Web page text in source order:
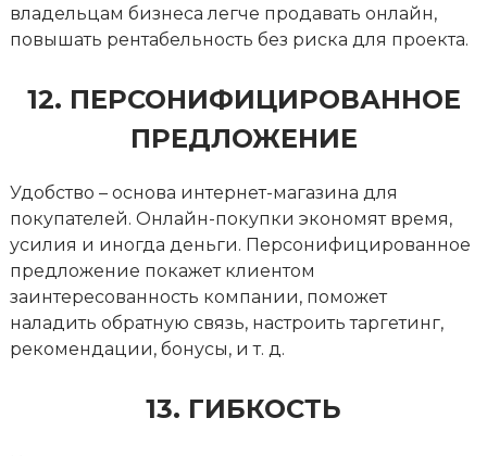
владельцам бизнеса легче продавать онлайн,
повышать рентабельность без риска для проекта.
12. ПЕРСОНИФИЦИРОВАННОЕ
ПРЕДЛОЖЕНИЕ
Удобство – основа интернет-магазина для
покупателей. Онлайн-покупки экономят время,
усилия и иногда деньги. Персонифицированное
предложение покажет клиентом
заинтересованность компании, поможет
наладить обратную связь, настроить таргетинг,
рекомендации, бонусы, и т. д.
13. ГИБКОСТЬ